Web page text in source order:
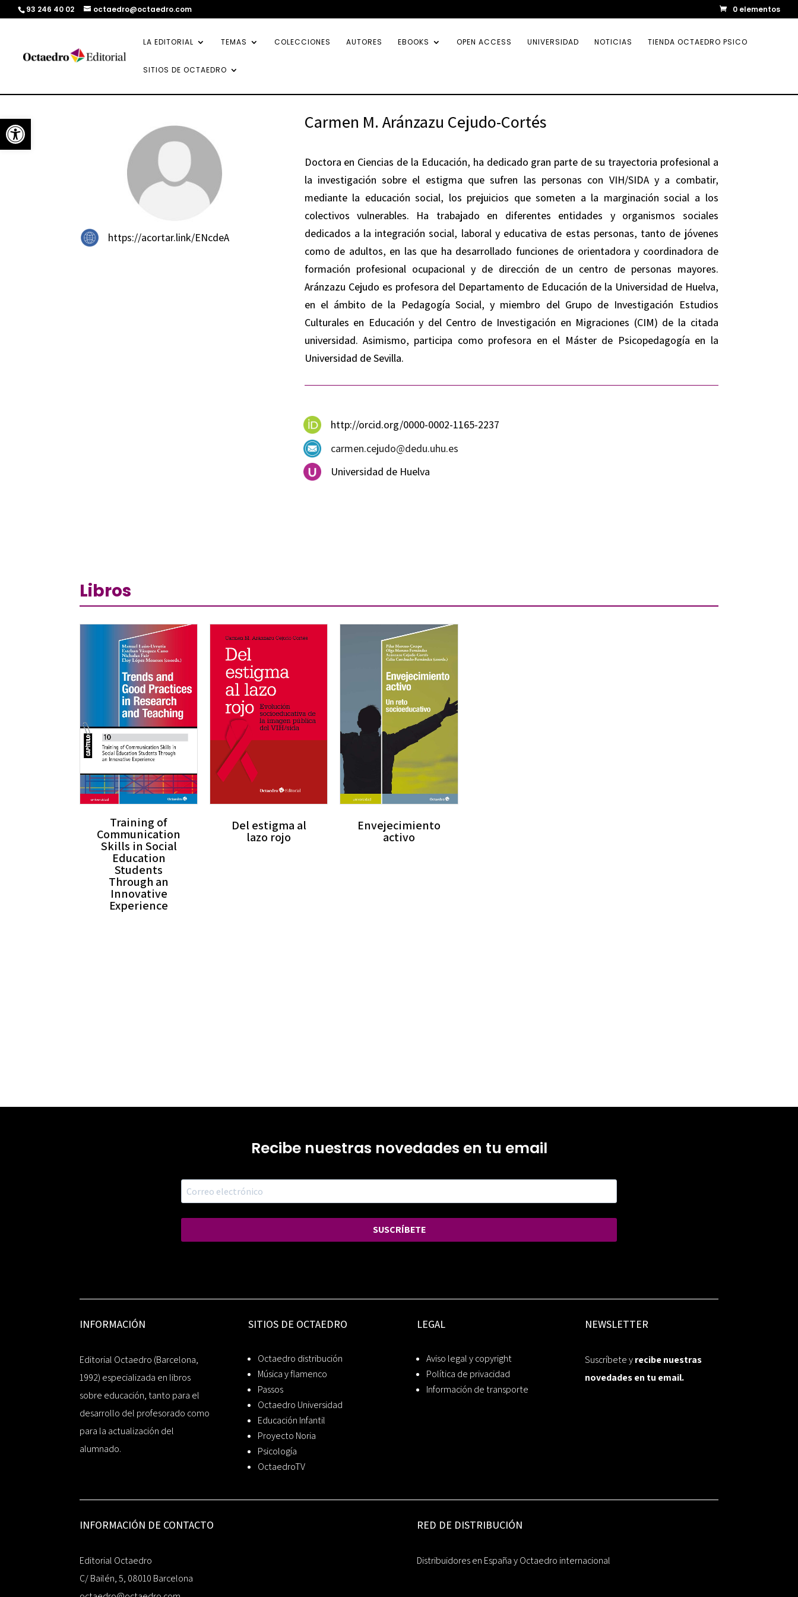
Abrir barra de herramientas
93 246 40 02 octaedro@octaedro.com 0 elementos
LA EDITORIAL TEMAS COLECCIONES AUTORES EBOOKS OPEN ACCESS UNIVERSIDAD NOTICIAS TIENDA OCTAEDRO PSICO
SITIOS DE OCTAEDRO
https://acortar.link/ENcdeA
Carmen M. Aránzazu Cejudo-Cortés
Doctora en Ciencias de la Educación, ha dedicado gran parte de su trayectoria profesional a
la investigación sobre el estigma que sufren las personas con VIH/SIDA y a combatir,
mediante la educación social, los prejuicios que someten a la marginación social a los
colectivos vulnerables. Ha trabajado en diferentes entidades y organismos sociales
dedicados a la integración social, laboral y educativa de estas personas, tanto de jóvenes
como de adultos, en las que ha desarrollado funciones de orientadora y coordinadora de
formación profesional ocupacional y de dirección de un centro de personas mayores.
Aránzazu Cejudo es profesora del Departamento de Educación de la Universidad de Huelva,
en el ámbito de la Pedagogía Social, y miembro del Grupo de Investigación Estudios
Culturales en Educación y del Centro de Investigación en Migraciones (CIM) de la citada
universidad. Asimismo, participa como profesora en el Máster de Psicopedagogía en la
Universidad de Sevilla.
http://orcid.org/0000-0002-1165-2237
carmen.cejudo@dedu.uhu.es
Universidad de Huelva
Libros
Training of
Communication
Skills in Social
Education
Students
Through an
Innovative
Experience
Del estigma al
lazo rojo
Envejecimiento
activo
Recibe nuestras novedades en tu email
SUSCRÍBETE
INFORMACIÓN
Editorial Octaedro (Barcelona,
1992) especializada en libros
sobre educación, tanto para el
desarrollo del profesorado como
para la actualización del
alumnado.
SITIOS DE OCTAEDRO
Octaedro distribución
Música y flamenco
Passos
Octaedro Universidad
Educación Infantil
Proyecto Noria
Psicología
OctaedroTV
LEGAL
Aviso legal y copyright
Política de privacidad
Información de transporte
NEWSLETTER
Suscríbete yrecibe nuestras
novedades en tu email.
INFORMACIÓN DE CONTACTO
Editorial Octaedro
C/ Bailén, 5, 08010 Barcelona
RED DE DISTRIBUCIÓN
Distribuidores en España y Octaedro internacional